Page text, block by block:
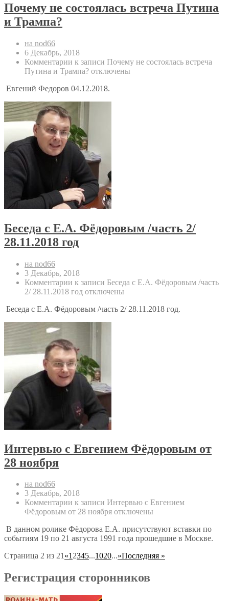
Почему не состоялась встреча Путина
и Трампа?
на nod66
6 Декабрь, 2018
Комментарии к записи Почему не состоялась встреча
Путина и Трампа? отключены
Евгений Федоров 04.12.2018.
Беседа с Е.А. Фёдоровым /часть 2/
28.11.2018 год
на nod66
3 Декабрь, 2018
Комментарии к записи Беседа с Е.А. Фёдоровым /часть
2/ 28.11.2018 год отключены
Беседа с Е.А. Фёдоровым /часть 2/ 28.11.2018 год.
Интервью с Евгением Фёдоровым от
28 ноября
на nod66
3 Декабрь, 2018
Комментарии к записи Интервью с Евгением
Фёдоровым от 28 ноября отключены
В данном ролике Фёдорова Е.А. присутствуют вставки по
событиям 19 по 21 августа 1991 года прошедшие в Москве.
Страница 2 из 21«12345...1020...»Последняя »
Регистрация сторонников